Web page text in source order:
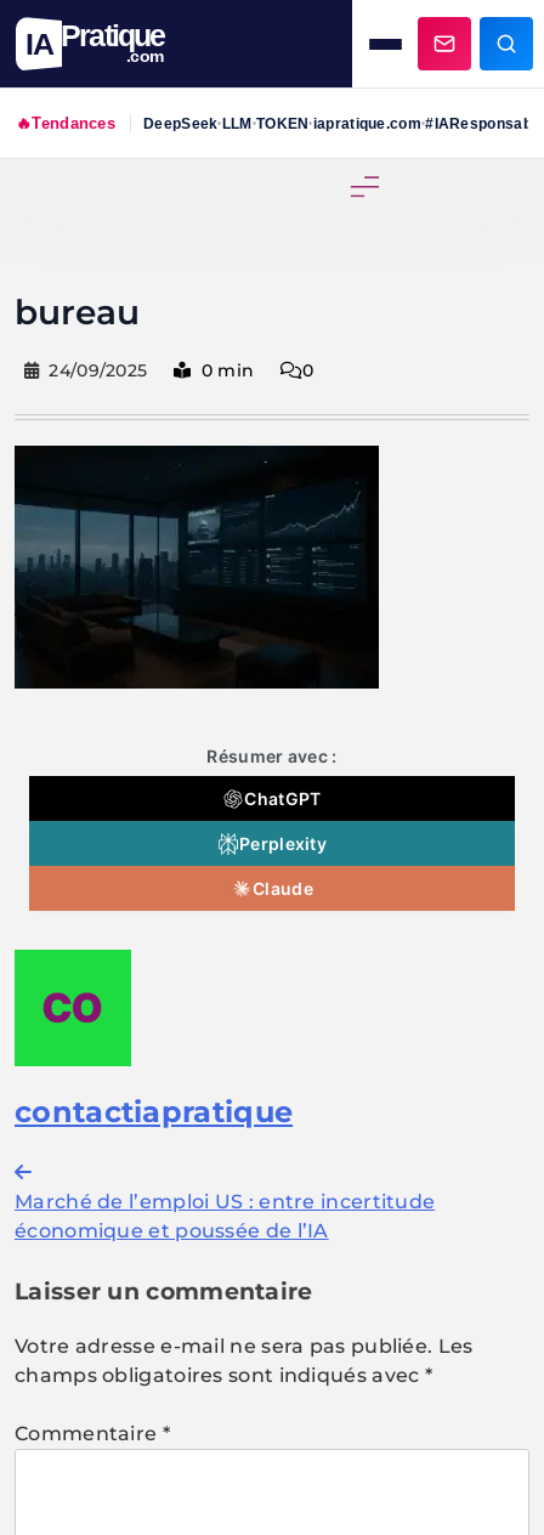
IA Pratique
.com
🔥Tendances DeepSeek•LLM•TOKEN•iapratique.com•#IAResponsable
bureau
24/09/2025 0 min 0
Résumer avec :
ChatGPT
Perplexity
Claude
contactiapratique
Navigation
de
Marché de l’emploi US : entre incertitude
économique et poussée de l’IA
Laisser un commentaire
Votre adresse e-mail ne sera pas publiée. Les
champs obligatoires sont indiqués avec *
Commentaire *